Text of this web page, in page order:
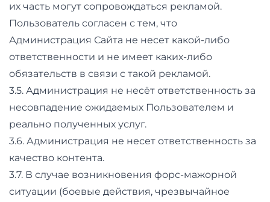
их часть могут сопровождаться рекламой.
Пользователь согласен с тем, что
Администрация Сайта не несет какой-либо
ответственности и не имеет каких-либо
обязательств в связи с такой рекламой.
3.5. Администрация не несёт ответственность за
несовпадение ожидаемых Пользователем и
реально полученных услуг.
3.6. Администрация не несет ответственность за
качество контента.
3.7. В случае возникновения форс-мажорной
ситуации (боевые действия, чрезвычайное